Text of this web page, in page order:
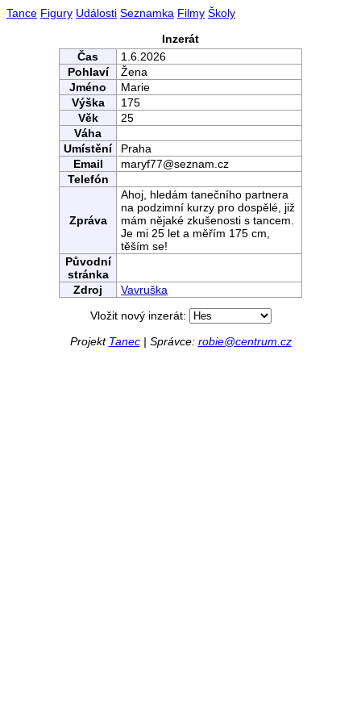
Tance Figury Události Seznamka Filmy Školy
Inzerát
Čas
1.6.2026
Pohlaví
Žena
Jméno
Marie
Výška
175
Věk
25
Váha
Umístění
Praha
Email
maryf77@seznam.cz
Telefón
Zpráva
Ahoj, hledám tanečního partnera
na podzimní kurzy pro dospělé, již
mám nějaké zkušenosti s tancem.
Je mi 25 let a měřím 175 cm,
těším se!
Původní
stránka
Zdroj
Vavruška
Vložit nový inzerát:
Projekt Tanec| Správce: robie@centrum.cz